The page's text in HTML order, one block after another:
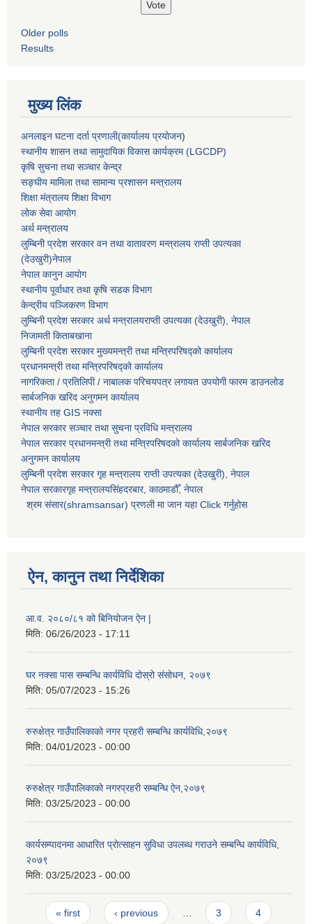
Older polls
Results
मुख्य लिंक
अनलाइन घटना दर्ता प्रणाली(कार्यालय प्रयोजन)
स्थानीय शासन तथा सामुदायिक विकास कार्यक्रम (LGCDP)
कृषि सुचना तथा सञ्चार केन्द्र
सङ्घीय मामिला तथा सामान्य प्रशासन मन्त्रालय
शिक्षा मंत्रालय शिक्षा विभाग
लोक सेवा आयोग
अर्थ मन्त्रालय
लुम्बिनी प्रदेश सरकार वन तथा वातावरण मन्त्रालय राप्ती उपत्यका
(देउखुरी)नेपाल
नेपाल कानुन आयोग
स्थानीय पूर्वाधार तथा कृषि सडक विभाग
केन्द्रीय पञ्जिकरण विभाग
लुम्बिनी प्रदेश सरकार अर्थ मन्त्रालयराप्ती उपत्यका (देउखुरी), नेपाल
निजामती किताबखाना
लुम्बिनी प्रदेश सरकार मुख्यमन्त्री तथा मन्त्रिपरिषद्को कार्यालय
प्रधानमन्त्री तथा मन्त्रिपरिषद्को कार्यालय
नागरिकता / प्रतिलिपी / नाबालक परिचयपत्र लगायत उपयोगी फारम डाउनलोड
सार्बजनिक खरिद अनुगमन कार्यालय
स्थानीय तह GIS नक्सा
नेपाल सरकारसञ्चार तथा सुचना प्रविधि मन्त्रालय
नेपाल सरकार प्रधानमन्त्री तथा मन्त्रिपरिषदको कार्यालय सार्बजनिक खरिद
अनुगमन कार्यालय
लुम्बिनी प्रदेश सरकार गृह मन्त्रालय राप्ती उपत्यका (देउखुरी), नेपाल
नेपाल सरकारगृह मन्त्रालयसिंहदरबार, काठमाडौँ, नेपाल
श्रम संसार(shramsansar) प्रणली मा जान यहा Click गर्नुहोस
ऐन, कानुन तथा निर्देशिका
आ.व. २०८०/८१ को बिनियोजन ऐन |
मिति: 06/26/2023 - 17:11
घर नक्सा पास सम्बन्धि कार्यविधि दोस्रो संसोधन, २०७९
मिति: 05/07/2023 - 15:26
रुरुक्षेत्र गाउँपालिकाको नगर प्रहरी सम्बन्धि कार्यविधि,२०७९
मिति: 04/01/2023 - 00:00
रुरुक्षेत्र गाउँपालिकाको नगरप्रहरी सम्बन्धि ऐन,२०७९
मिति: 03/25/2023 - 00:00
कार्यसम्पादनमा आधारित प्रोत्साहन सुविधा उपलब्ध गराउने सम्बन्धि कार्यविधि,
२०७९
मिति: 03/25/2023 - 00:00
Pages
« first ‹ previous … 3 4